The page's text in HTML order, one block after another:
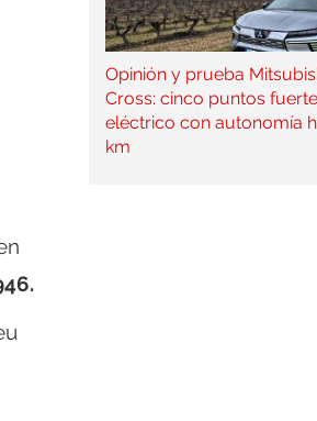
Opinión y prueba
Cross: cinco puntos
eléctrico con autonomía
km